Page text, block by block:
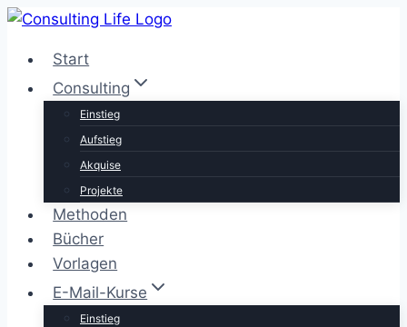
Zum
springenStart
Consulting
Einstieg
Aufstieg
Akquise
Projekte
Methoden
Bücher
Vorlagen
E-Mail-Kurse
Einstieg